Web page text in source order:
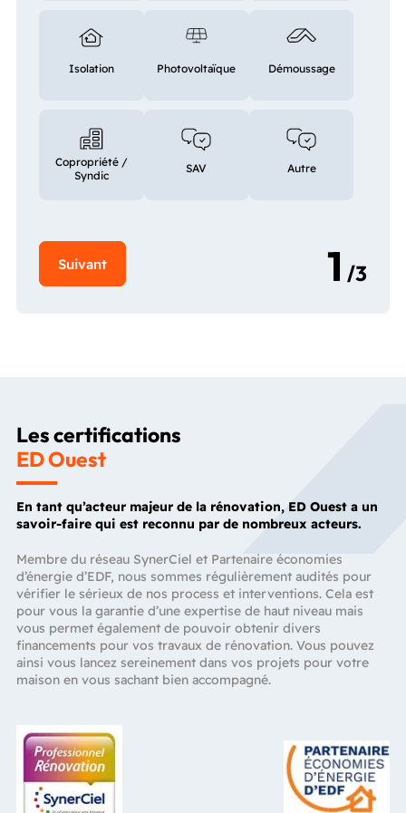
Isolation Photovoltaïque Démoussage
Copropriété /
Syndic
SAV Autre
En tant qu’acteur majeur de la rénovation, ED Ouest a un
savoir-faire qui est reconnu par de nombreux acteurs.
Membre du réseau SynerCiel et Partenaire économies
d’énergie d’EDF, nous sommes régulièrement audités pour
vérifier le sérieux de nos process et interventions. Cela est
pour vous la garantie d’une expertise de haut niveau mais
vous permet également de pouvoir obtenir divers
financements pour vos travaux de rénovation. Vous pouvez
ainsi vous lancez sereinement dans vos projets pour votre
maison en vous sachant bien accompagné.
Les certifications
ED Ouest